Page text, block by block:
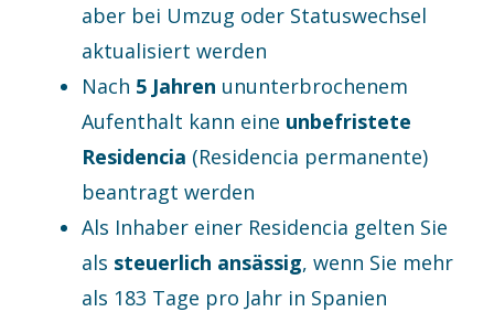
aber bei Umzug oder Statuswechsel
aktualisiert werden
Nach 5 Jahren ununterbrochenem
Aufenthalt kann eine unbefristete
Residencia (Residencia permanente)
beantragt werden
Als Inhaber einer Residencia gelten Sie
als steuerlich ansässig, wenn Sie mehr
als 183 Tage pro Jahr in Spanien